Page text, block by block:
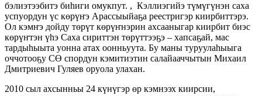
бэлиэтээбитэ биһиги омукпут. , Кэллиэгийэ түмүгүнэн саха
успуордун үс көрүҥэ Арассыыйаҕа реестригэр киирбиттэрэ.
Ол кэмҥэ дойду төрүт көрүҥнэрин ахсааныгар киирбит биэс
көрүҥтэн үһэ Саха сириттэн төрүттээҕэ – хапсаҕай, мас
тардыһыыта уонна атах оонньуута. Бу маны туруулаһыыга
оччотооҕу СӨ спордун кэмитиэтин салайааччытын Михаил
Дмитриевич Гуляев оруола улахан.
2010 сыл ахсынньы 24 күнүгэр өр кэмнээх киирсии,